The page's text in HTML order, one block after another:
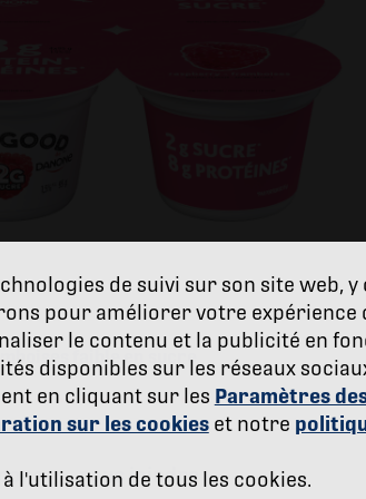
faible en sucre
nous joindre
de suivi sur son site web,
pour améliorer votre expérience
le contenu et la publicité en
disponibles sur les réseaux
en cliquant sur les Paramètres
sur les cookieset notre
l'utilisation de tous les cookies.